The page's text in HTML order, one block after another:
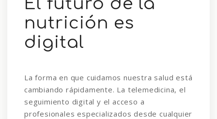
nutrición es
digital
La forma en que cuidamos nuestra salud está
cambiando rápidamente. La telemedicina, el
seguimiento digital y el acceso a
profesionales especializados desde cualquier